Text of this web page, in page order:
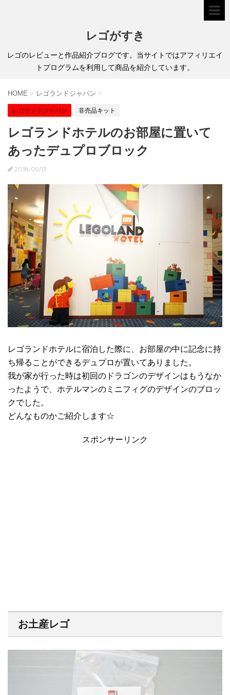
レゴがすき
レゴのレビューと作品紹介ブログです。当サイトではアフィリエイ
トプログラムを利用して商品を紹介しています。
HOME > レゴランドジャパン >
レゴランドジャパン 非売品キット
レゴランドホテルのお部屋に置いて
あったデュプロブロック
2018/09/13
レゴランドホテルに宿泊した際に、お部屋の中に記念に持
ち帰ることができるデュプロが置いてありました。
我が家が行った時は初回のドラゴンのデザインはもうなか
ったようで、ホテルマンのミニフィグのデザインのブロッ
クでした。
どんなものかご紹介します☆
スポンサーリンク
お土産レゴ